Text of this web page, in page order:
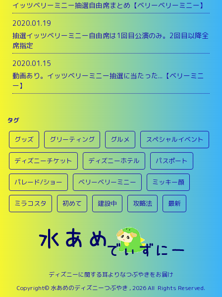
イッツベリーミニー抽選自由席まとめ【ベリーベリーミニー】
2020.01.19
抽選イッツベリーミニー自由席は1回目公演のみ。2回目以降全
席指定
2020.01.15
動画あり。イッツベリーミニー抽選に当たった...【ベリーミニ
ー】
タグ
グッズ グリーティング グルメ スペシャルイベント
ディズニーチケット ディズニーホテル パスポート
パレード/ショー ベリーベリーミニー ミッキー顔
ミラコスタ 初めて 建設中 攻略法 最新
ディズニーに関する耳よりなつぶやきをお届け
Copyright© 水あめのディズニーつぶやき , 2026 All Rights Reserved.